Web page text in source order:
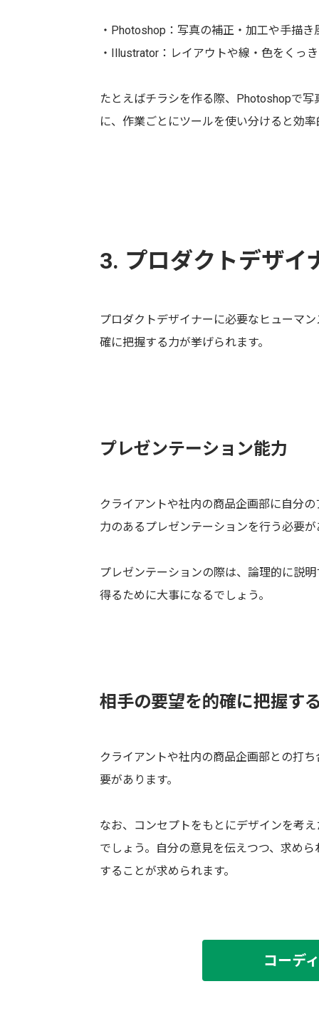
・Photoshop：写真の補正・加工や手描
・Illustrator：レイアウトや線・色をくっ
たとえばチラシを作る際、Photoshopで
に、作業ごとにツールを使い分けると効
3. プロダクトデザイ
プロダクトデザイナーに必要なヒューマ
確に把握する力が挙げられます。
プレゼンテーション能力
クライアントや社内の商品企画部に自分
力のあるプレゼンテーションを行う必要が
プレゼンテーションの際は、論理的に説
得るために大事になるでしょう。
相手の要望を的確に把握す
クライアントや社内の商品企画部との打
要があります。
なお、コンセプトをもとにデザインを考
でしょう。自分の意見を伝えつつ、求め
することが求められます。
コーデ